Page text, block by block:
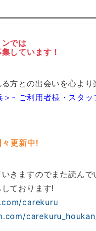
では
しています！
方との出会いを心より
- ご利用者様・スタ
更新中!
きますのでまた読んで
ております!
carekuru